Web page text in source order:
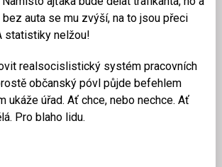
auta se mu zvýší, na to jsou přeci
statistiky nelžou!
realsocislistický systém pracovních
občanský póvl půjde befehlem
ukáže úřad. Ať chce, nebo nechce. Ať
Pro blaho lidu.